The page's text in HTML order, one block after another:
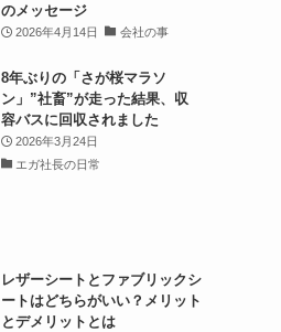
のメッセージ
2026年4月14日 会社の事
8年ぶりの「さが桜マラソ
ン」”社畜”が走った結果、収
容バスに回収されました
2026年3月24日
エガ社長の日常
レザーシートとファブリックシ
ートはどちらがいい？メリット
とデメリットとは